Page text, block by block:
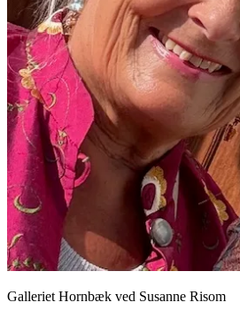
Galleriet Hornbæk ved Susanne Risom